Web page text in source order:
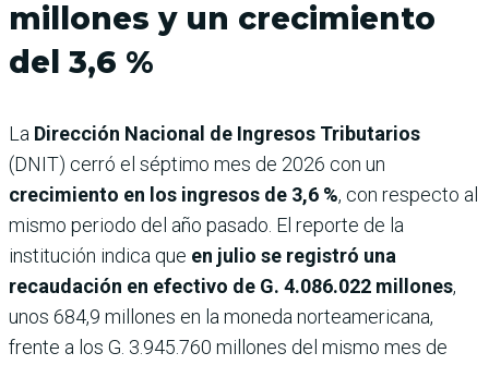
millones y un crecimiento
del 3,6 %
La Dirección Nacional de Ingresos Tributarios
(DNIT) cerró el séptimo mes de 2026 con un
crecimiento en los ingresos de 3,6 %, con respecto al
mismo periodo del año pasado. El reporte de la
institución indica que en julio se registró una
recaudación en efectivo de G. 4.086.022 millones,
unos 684,9 millones en la moneda norteamericana,
frente a los G. 3.945.760 millones del mismo mes de